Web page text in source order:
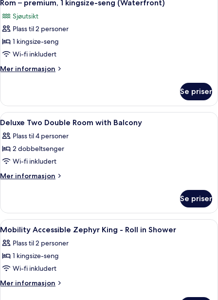
kingsize-
seng,
balkong
alle
bildene
av
Rom
–
premium,
1
seng
(Waterfront)
Rom – premium, 1 kingsize-seng (Waterfront)
Sjøutsikt
Plass til 2 personer
1 kingsize-seng
Wi-fi inkludert
Mer informasjon
Mer
–
premium,
1
seng
(Waterfront)
Se priser
Åpne
alle
bildene
av
Deluxe
Two
with
Balcony
Sengetøy av topp kvalitet, senger
4
Deluxe Two Double Room with Balcony
Plass til 4 personer
2 dobbeltsenger
Wi-fi inkludert
Mer informasjon
Mer
Two
Double
Room
Balcony
Se priser
Åpne
alle
bildene
av
Mobility
Accessible
Sengetøy av topp kvalitet, senger
5
Mobility Accessible Zephyr King - Roll in Shower
Plass til 2 personer
1 kingsize-seng
Wi-fi inkludert
Mer informasjon
Mer